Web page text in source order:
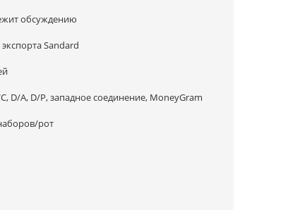
обсуждению
экспорта Sandard
D/A, D/P, западное соединение, MoneyGram
рот